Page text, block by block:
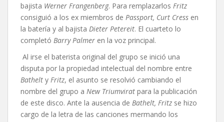
bajista Werner Frangenberg. Para remplazarlos Fritz
consiguió a los ex miembros de Passport, Curt Cress en
la batería y al bajista Dieter Petereit. El cuarteto lo
completó Barry Palmer en la voz principal.
Al irse el baterista original del grupo se inició una
disputa por la propiedad intelectual del nombre entre
Bathelt y Fritz, el asunto se resolvió cambiando el
nombre del grupo a New Triumvirat para la publicación
de este disco. Ante la ausencia de Bathelt, Fritz se hizo
cargo de la letra de las canciones mermando los